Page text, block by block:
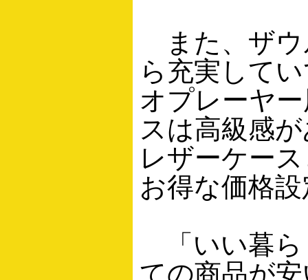
また、ザウ
ら充実して
オプレーヤ
スは高級感
レザーケー
お得な価格
「いい暮ら
ての商品が